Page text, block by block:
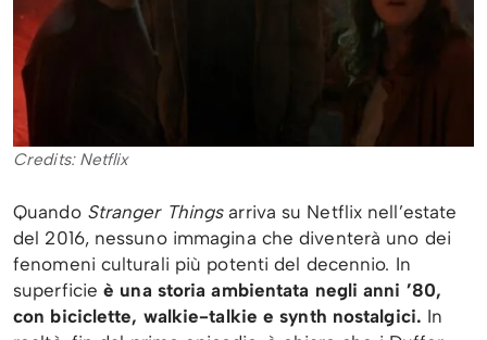
Credits: Netflix
Quando Stranger Thingsarriva su Netflix nell’estate
del 2016, nessuno immagina che diventerà uno dei
fenomeni culturali più potenti del decennio. In
superficieè una storia ambientata negli anni ’80,
con biciclette, walkie-talkie e synth nostalgici. In